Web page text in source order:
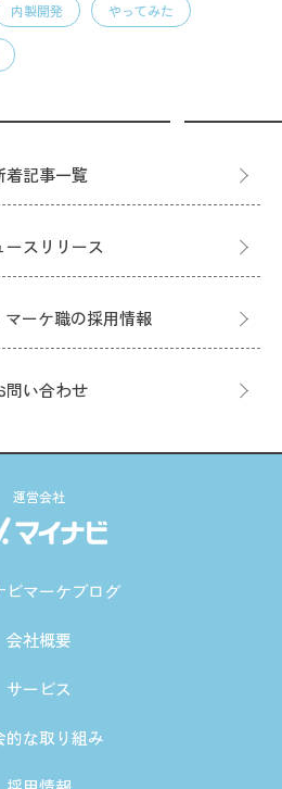
内製開発 やってみた
着記事一覧
ースリリース
マーケ職の採用情報
問い合わせ
運営会社
ビマーケブログ
会社概要
サービス
的な取り組み